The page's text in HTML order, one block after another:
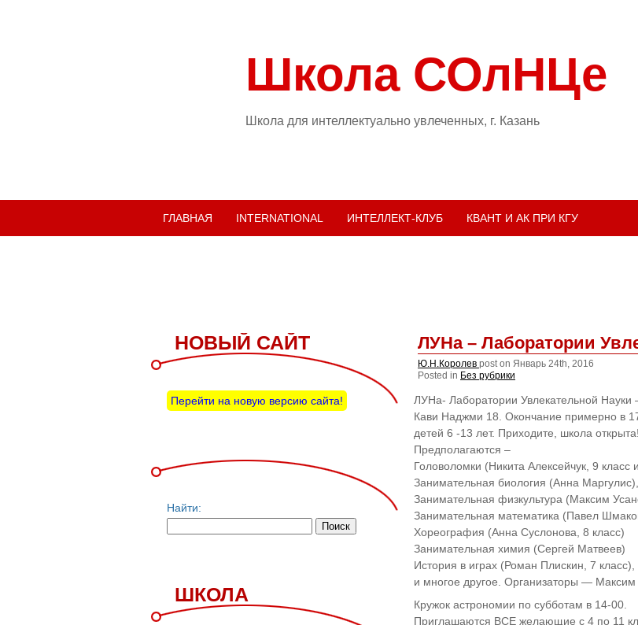
Школа СОлНЦе
Школа для интеллектуально увлеченных, г. Казань
ГЛАВНАЯ INTERNATIONAL ИНТЕЛЛЕКТ-КЛУБ КВАНТ И АК ПРИ КГУ
ЛУНа – Лаборатории
Ю.Н.Королев post on Январь 24th, 2016
Posted in Без рубрики
ЛУНа- Лаборатории Увлекательной
Кави Наджми 18. Окончание примерно в
детей 6 -13 лет. Приходите, школа открыта!
Предполагаются –
Головоломки (Никита Алексейчук, 9 класс
Занимательная биология (Анна Маргулис),
Занимательная физкультура (Максим
Занимательная математика (Павел
Хореография (Анна Суслонова, 8 класс)
Занимательная химия (Сергей Матвеев)
История в играх (Роман Плискин, 7
и многое другое. Организаторы —
Кружок астрономии по субботам в 14-00.
Приглашаются ВСЕ желающие с 4 по 11
НОВЫЙ САЙТ
Перейти на новую версию сайта!
Найти:
ШКОЛА